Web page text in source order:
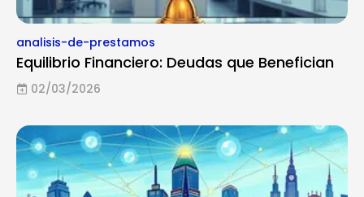
analisis-de-prestamos
Equilibrio Financiero: Deudas que Benefician
02/03/2026